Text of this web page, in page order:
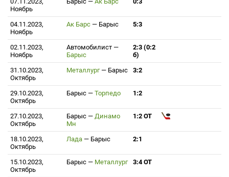
Ноябрь
04.11.2023,
Ноябрь
Ак Барс — Барыс 5:3
02.11.2023,
Ноябрь
Автомобилист —
Барыс
2:3 (0:2
б)
31.10.2023,
Октябрь
Металлург — Барыс 3:2
29.10.2023,
Октябрь
Барыс — Торпедо 1:2
27.10.2023,
Октябрь
Барыс — Динамо
Мн
1:2 ОТ
18.10.2023,
Октябрь
Лада — Барыс 2:1
15.10.2023,
Октябрь
Барыс — Металлург 3:4 ОТ